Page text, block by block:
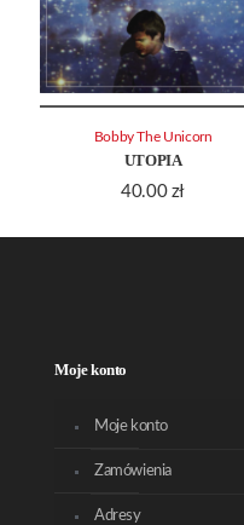
UTOPIA
40.00 zł
Bobby The Unicorn
Moje konto
Moje konto
Zamówienia
Adresy